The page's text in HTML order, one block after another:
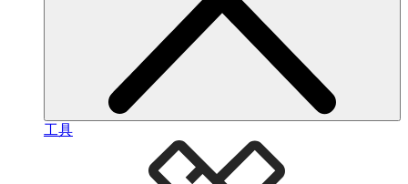
工具